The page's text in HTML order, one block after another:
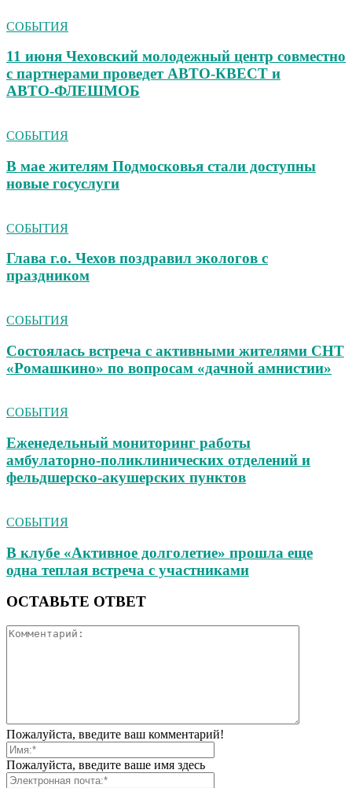
СОБЫТИЯ
11 июня Чеховский молодежный центр совместно
с партнерами проведет АВТО‑КВЕСТ и
АВТО‑ФЛЕШМОБ
СОБЫТИЯ
В мае жителям Подмосковья стали доступны
новые госуслуги
СОБЫТИЯ
Глава г.о. Чехов поздравил экологов с
праздником
СОБЫТИЯ
Состоялась встреча с активными жителями СНТ
«Ромашкино» по вопросам «дачной амнистии»
СОБЫТИЯ
Еженедельный мониторинг работы
амбулаторно‑поликлинических отделений и
фельдшерско‑акушерских пунктов
СОБЫТИЯ
В клубе «Активное долголетие» прошла еще
одна теплая встреча с участниками
ОСТАВЬТЕ ОТВЕТ
Пожалуйста, введите ваш комментарий!
Пожалуйста, введите ваше имя здесь